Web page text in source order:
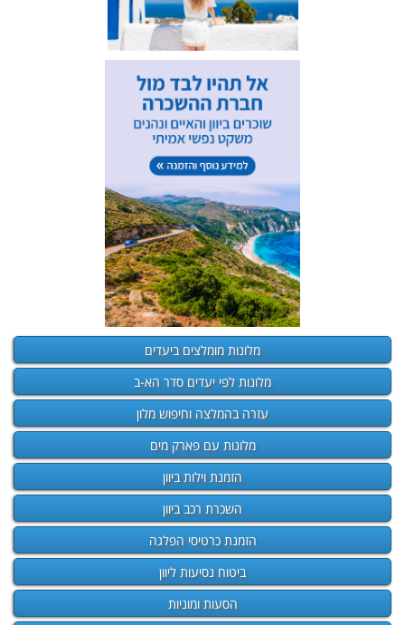
מלונות מומלצים ביעדים
מלונות לפי יעדים סדר הא-ב
עזרה בהמלצה וחיפוש מלון
מלונות עם פארק מים
הזמנת וילות ביוון
השכרת רכב ביוון
הזמנת כרטיסי הפלגה
ביטוח נסיעות ליוון
הסעות ומוניות